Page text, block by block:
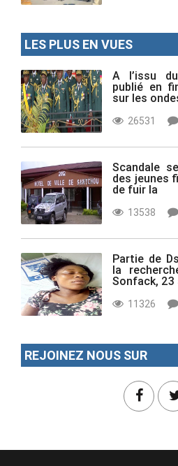
LES PLUS EN VUES
A l’issu
publié en
sur les
26531
Scandale
des jeunes
de fuir la
13538
Partie de
la
Sonfack, 23
11326
REJOINEZ NOUS SUR